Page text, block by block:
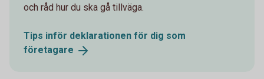
och råd hur du ska gå tillväga.
Tips inför deklarationen för dig som
företagare